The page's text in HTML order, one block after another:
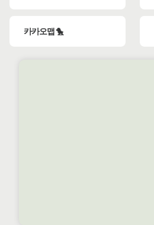
카카오맵 🐤